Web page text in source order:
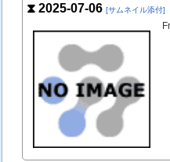
⧗ 2025-07-06 [サムネイル添付]